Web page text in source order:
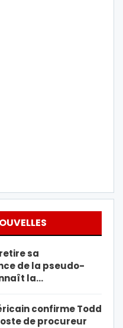
sa
de la pseudo-
la…
confirme Todd
de procureur